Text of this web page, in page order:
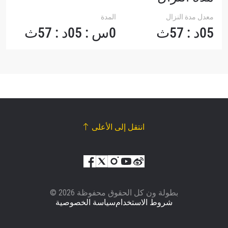
معدل مدة النزال
05د : 57ث
المدة
0س : 05د : 57ث
انتقل إلى الأعلى
© بطولة ون كل الحقوق محفوظة 2026
سياسة الخصوصيةشروط الاستخدام